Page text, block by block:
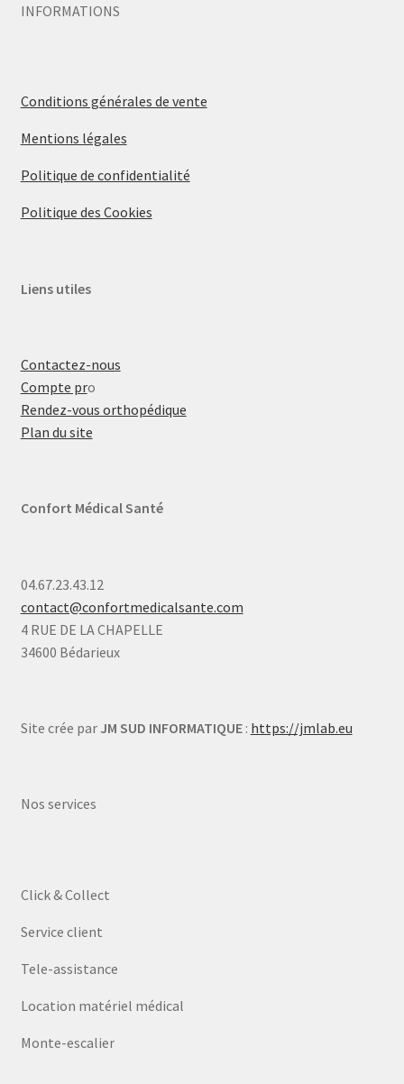
INFORMATIONS
Conditions générales de vente
Mentions légales
Politique de confidentialité
Politique des Cookies
Liens utiles
Contactez-nous
Compte pro
Rendez-vous orthopédique
Plan du site
Confort Médical Santé
04.67.23.43.12
contact@confortmedicalsante.com
4 RUE DE LA CHAPELLE
34600 Bédarieux
Site crée par JM SUD INFORMATIQUE: https://jmlab.eu
Nos services
Click & Collect
Service client
Tele-assistance
Location matériel médical
Monte-escalier